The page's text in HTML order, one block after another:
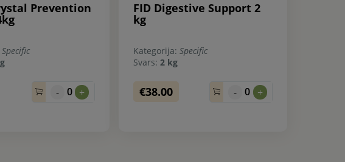
Prevention
Specific
- 0 +
FID Digestive Support 2
kg
Kategorija: Specific
Svars: 2 kg
€38.00 - 0 +